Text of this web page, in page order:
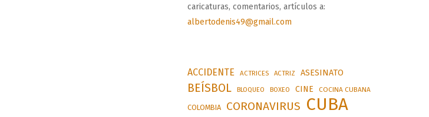
caricaturas, comentarios, artículos a:
albertodenis49@gmail.com
ACCIDENTE ACTRICES ACTRIZ ASESINATO
BEÍSBOL BLOQUEO BOXEO CINE COCINA CUBANA
COLOMBIA CORONAVIRUS CUBA